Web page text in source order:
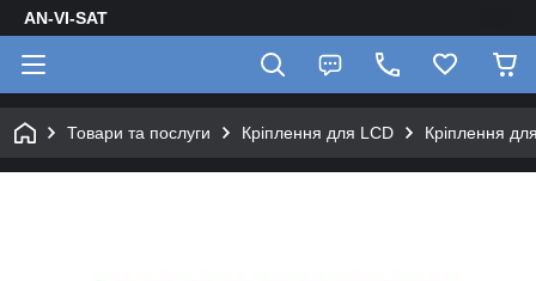
AN-VI-SAT
Товари та послуги Кріплення для LCD Кріплення